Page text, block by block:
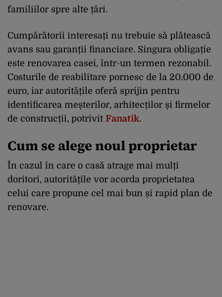
familiilor spre alte țări.
Cumpărătorii interesați nu trebuie să plătească
avans sau garanții financiare. Singura obligație
este renovarea casei, într-un termen rezonabil.
Costurile de reabilitare pornesc de la 20.000 de
euro, iar autoritățile oferă sprijin pentru
identificarea meșterilor, arhitecților și firmelor
de construcții, potrivit Fanatik.
Cum se alege noul proprietar
În cazul în care o casă atrage mai mulți
doritori, autoritățile vor acorda proprietatea
celui care propune cel mai bun și rapid plan de
renovare.